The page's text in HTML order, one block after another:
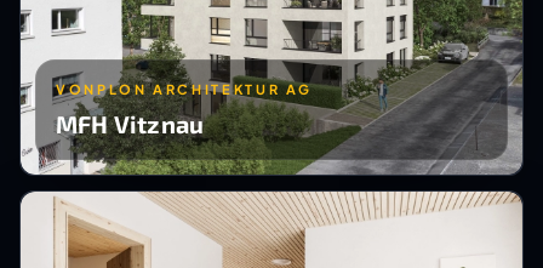
VONPLON ARCHITEKTUR AG
MFH Vitznau